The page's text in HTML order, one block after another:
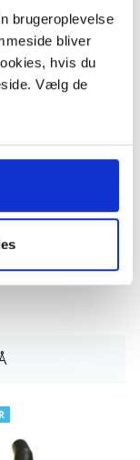
brugeroplevelse
bliver
hvis du
Vælg de
hestehår
ved køb over